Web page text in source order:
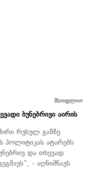
მსოფლიო
ბუნებრივი აირის
რუსულ გაზზე
პოლიტიკას ატარებს
და თხევად
- აღნიშნავს